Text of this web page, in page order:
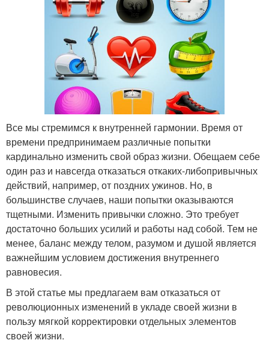
Все мы стремимся к внутренней гармонии. Время от
времени предпринимаем различные попытки
кардинально изменить свой образ жизни. Обещаем себе
один раз и навсегда отказаться откаких-либопривычных
действий, например, от поздних ужинов. Но, в
большинстве случаев, наши попытки оказываются
тщетными. Изменить привычки сложно. Это требует
достаточно больших усилий и работы над собой. Тем не
менее, баланс между телом, разумом и душой является
важнейшим условием достижения внутреннего
равновесия.
В этой статье мы предлагаем вам отказаться от
революционных изменений в укладе своей жизни в
пользу мягкой корректировки отдельных элементов
своей жизни.